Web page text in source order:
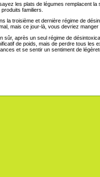
les plats de légumes remplacent
familiers.
la troisième et dernière régime de
mais ce jour-là, vous devriez
sûr, après un seul régime de
de poids, mais de perdre tous les
et se sentir un sentiment de